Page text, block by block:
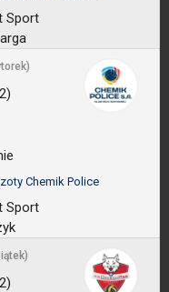
Sport
Chemik Police
Sport